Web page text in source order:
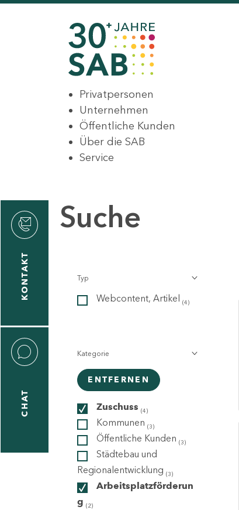
Privatpersonen
Unternehmen
Öffentliche Kunden
Über die SAB
Service
KONTAKT
CHAT
Suche
Typ
Webcontent, Artikel (4)
Kategorie
ENTFERNEN
Zuschuss (4)
Kommunen (3)
Öffentliche Kunden (3)
Städtebau und
Regionalentwicklung (3)
Arbeitsplatzförderun
g (2)